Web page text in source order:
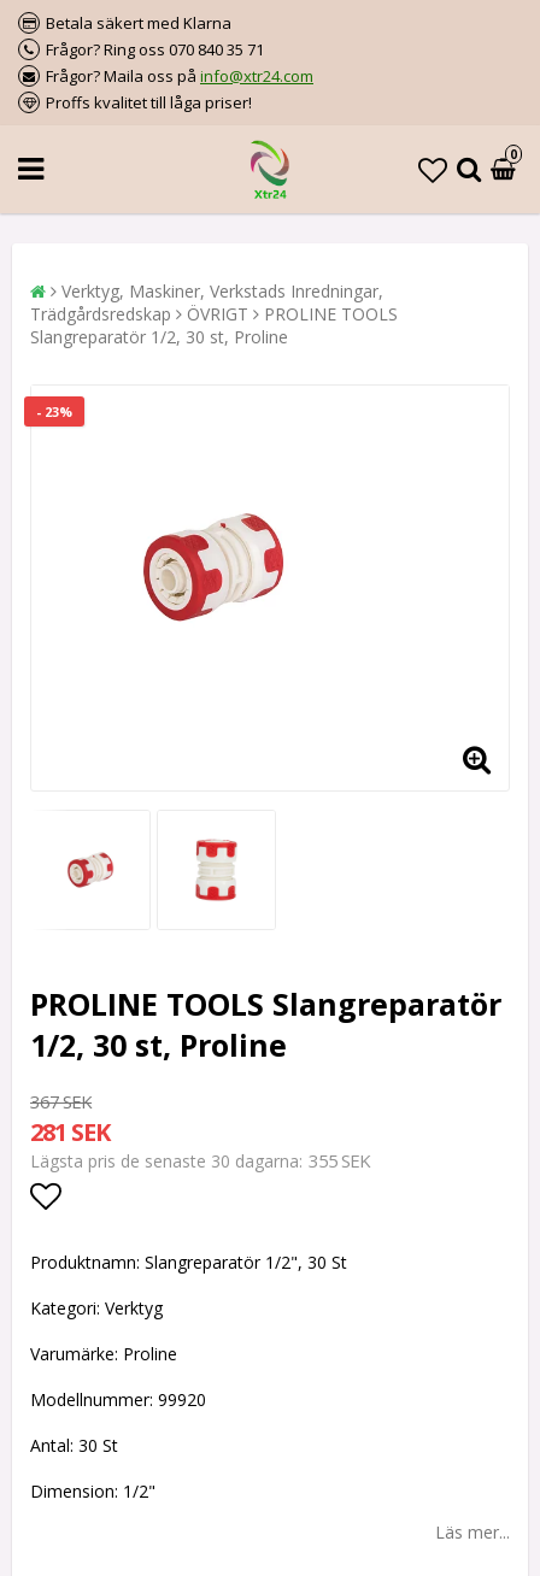
Betala säkert med Klarna
Frågor? Ring oss 070 840 35 71
Frågor? Maila oss på info@xtr24.com
Proffs kvalitet till låga priser!
0
Verktyg, Maskiner, Verkstads Inredningar,
Trädgårdsredskap
ÖVRIGT
PROLINE TOOLS
Slangreparatör 1/2, 30 st, Proline
- 23%
PROLINE TOOLS Slangreparatör
1/2, 30 st, Proline
367 SEK
281 SEK
Lägsta pris de senaste 30 dagarna 355 SEK
Produktnamn: Slangreparatör 1/2", 30 St
Kategori: Verktyg
Varumärke: Proline
Modellnummer: 99920
Antal: 30 St
Dimension: 1/2"
Läs mer...